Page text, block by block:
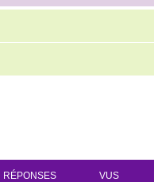
RÉPONSES VUS